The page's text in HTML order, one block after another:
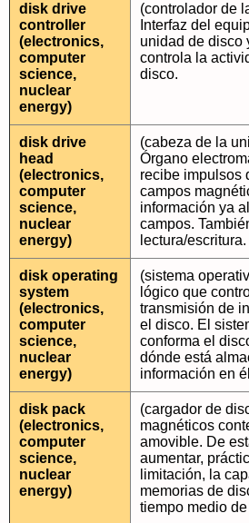
disk drive
controller
(electronics,
computer
science,
nuclear
energy)
(controlador de
Interfaz del
unidad de disco
controla la
disco.
disk drive
head
(electronics,
computer
science,
nuclear
energy)
(cabeza de la
Órgano
recibe impulsos
campos
información ya
campos.
lectura/escritura.
disk operating
system
(electronics,
computer
science,
nuclear
energy)
(sistema
lógico que
transmisión de
el disco. El
conforma el
dónde está
información en
disk pack
(electronics,
computer
science,
nuclear
energy)
(cargador de
magnéticos
amovible. De
aumentar,
limitación, la
memorias de
tiempo medio